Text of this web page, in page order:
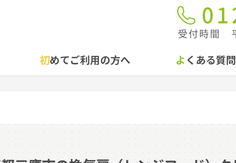
初めてご利用の方へ よくある質問